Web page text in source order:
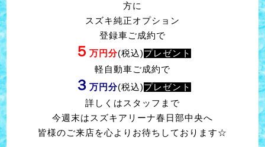
方に
スズキ純正オプション
登録車ご成約で
５ 万円分(税込)プレゼント
軽自動車ご成約で
３ 万円分(税込)プレゼント
詳しくはスタッフまで
今週末はスズキアリーナ春日部中央へ
皆様のご来店を心よりお待ちしております☆